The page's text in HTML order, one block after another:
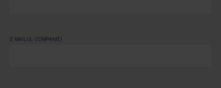
E-MAILUL COMPANIEI